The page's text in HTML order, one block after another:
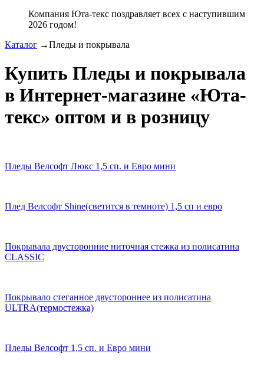
Компания Юта-текс поздравляет всех с наступившим
2026 годом!
Каталог →Пледы и покрывала
Купить Пледы и покрывала
в Интернет-магазине «Юта-
текс» оптом и в розницу
Пледы Велсофт Люкс 1,5 сп. и Евро мини
Плед Велсофт Shine(светится в темноте) 1,5 сп и евро
Покрывала двусторонние ниточная стежка из полисатина
CLASSIC
Покрывало стеганное двустороннее из полисатина
ULTRA(термостежка)
Пледы Велсофт 1,5 сп. и Евро мини